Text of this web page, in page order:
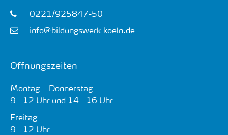
0221/925847-50
info@bildungswerk-koeln.de
Öffnungszeiten
Montag – Donnerstag
9 - 12 Uhr und 14 - 16 Uhr
Freitag
9 - 12 Uhr